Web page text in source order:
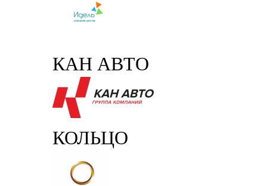
КАН АВТО
КОЛЬЦО